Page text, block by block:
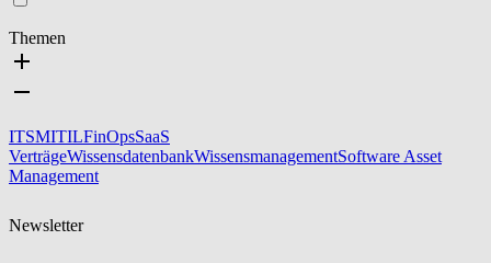
Themen
ITSMITILFinOpsSaaS
VerträgeWissensdatenbankWissensmanagementSoftware Asset
Management
Newsletter